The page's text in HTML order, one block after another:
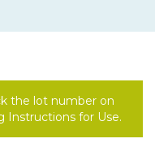
the lot number on
Instructions for Use.